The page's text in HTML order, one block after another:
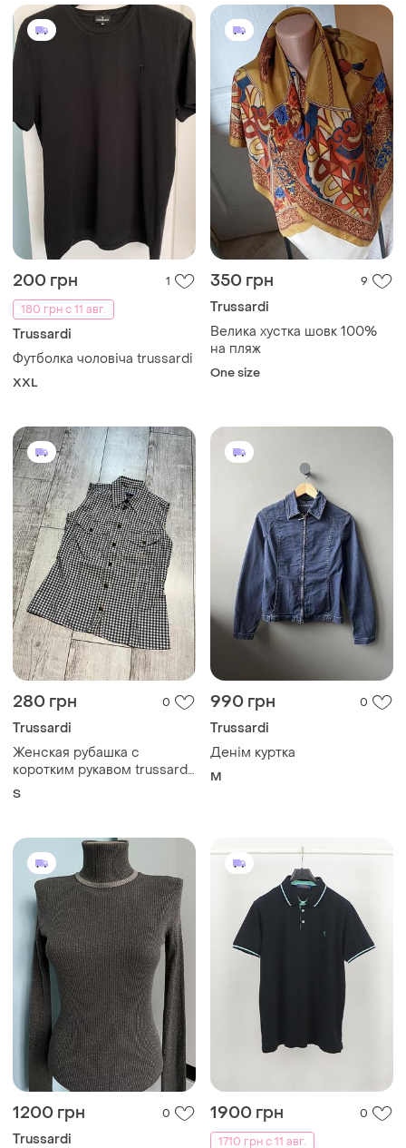
200 грн
1
180 грн с 11 авг.
Trussardi
Футболка чоловіча trussardi
XXL
350 грн 9
Trussardi
Велика хустка шовк 100%
на пляж
One size
280 грн 0
Trussardi
Женская рубашка с
коротким рукавом trussardi
jeans
S
990 грн 0
Trussardi
Денім куртка
M
1200 грн 0
Trussardi
1900 грн
0
1710 грн с 11 авг.